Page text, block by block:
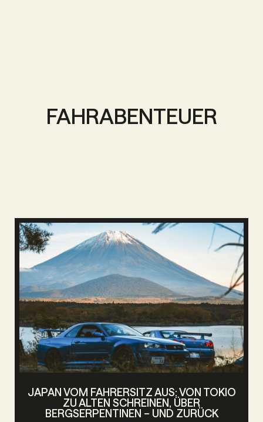
FAHRABENTEUER
JAPAN VOM FAHRERSITZ AUS: VON TOKIO
ZU ALTEN SCHREINEN, ÜBER
BERGSERPENTINEN – UND ZURÜCK